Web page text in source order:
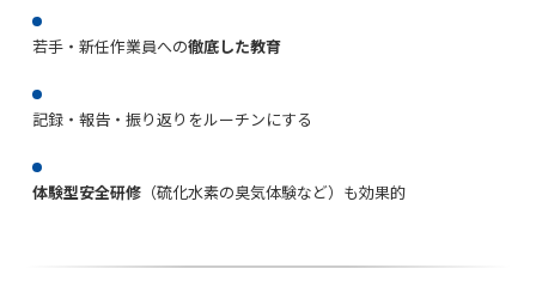
若手・新任作業員への徹底した教育
記録・報告・振り返りをルーチンにする
体験型安全研修 （硫化水素の臭気体験など）も効果的